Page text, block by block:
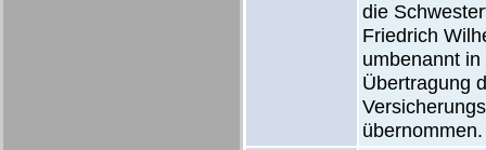
die
Friedrich
umbenannt
Übertragung
übernommen.